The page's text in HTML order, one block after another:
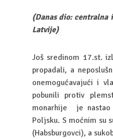
(Danas dio: centralna
Latvije)
Još sredinom 17.st.
propadali, a
onemogućavajući i
pobunili protiv
monarhije je nastao
Poljsku. S moćnim su
(Habsburgovci), a